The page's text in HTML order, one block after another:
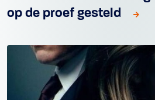
op de proef gesteld